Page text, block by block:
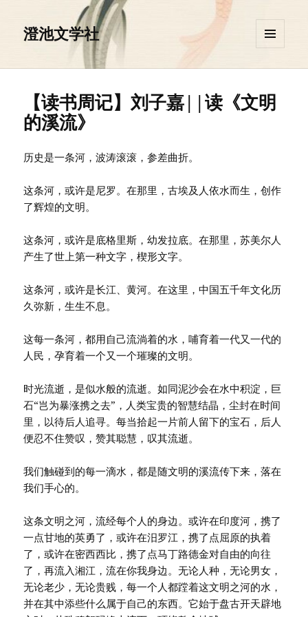
澄池文学社
挂件
【读书周记】刘子嘉||读《文明
的溪流》
历史是一条河，波涛滚滚，参差曲折。
这条河，或许是尼罗。在那里，古埃及人依水而生，创作
了辉煌的文明。
这条河，或许是底格里斯，幼发拉底。在那里，苏美尔人
产生了世上第一种文字，楔形文字。
这条河，或许是长江、黄河。在这里，中国五千年文化历
久弥新，生生不息。
这每一条河，都用自己流淌着的水，哺育着一代又一代的
人民，孕育着一个又一个璀璨的文明。
时光流逝，是似水般的流逝。如同泥沙会在水中积淀，巨
石“岂为暴涨携之去”，人类宝贵的智慧结晶，尘封在时间
里，以待后人追寻。每当拾起一片前人留下的宝石，后人
便忍不住赞叹，赞其聪慧，叹其流逝。
我们触碰到的每一滴水，都是随文明的溪流传下来，落在
我们手心的。
这条文明之河，流经每个人的身边。或许在印度河，携了
一点甘地的英勇了，或许在汨罗江，携了点屈原的执着
了，或许在密西西比，携了点马丁路德金对自由的向往
了，再流入湘江，流在你我身边。无论人种，无论男女，
无论老少，无论贵贱，每一个人都蹚着这文明之河的水，
并在其中添些什么属于自己的东西。它始于盘古开天辟地